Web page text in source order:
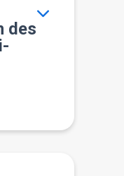
des